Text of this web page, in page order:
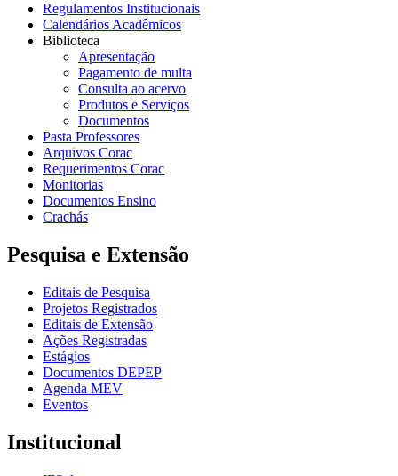
Regulamentos Institucionais
Calendários Acadêmicos
Biblioteca
Apresentação
Pagamento de multa
Consulta ao acervo
Produtos e Serviços
Documentos
Pasta Professores
Arquivos Corac
Requerimentos Corac
Monitorias
Documentos Ensino
Crachás
Pesquisa e Extensão
Editais de Pesquisa
Projetos Registrados
Editais de Extensão
Ações Registradas
Estágios
Documentos DEPEP
Agenda MEV
Eventos
Institucional